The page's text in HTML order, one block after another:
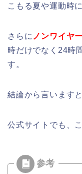
こもる夏や運動時
さらに ノンワイヤー
時だけでなく24時
す。
結論から言いますと
公式サイトでも、